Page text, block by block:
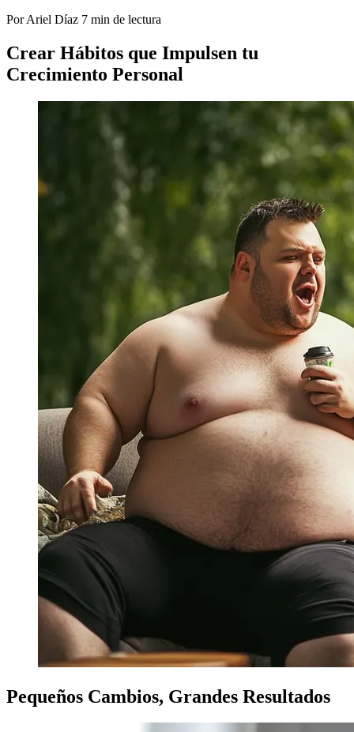
Por Ariel Díaz 7 min de lectura
Crear Hábitos que Impulsen tu
Crecimiento Personal
Pequeños Cambios, Grandes Resultados